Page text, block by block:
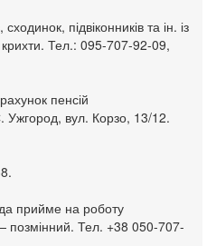
підвіконників та ін. із
крихти. Тел.: 095-707-92-09,
пенсій
Ужгород, вул. Корзо, 13/12.
прийме на роботу
позмінний. Тел. +38 050-707-